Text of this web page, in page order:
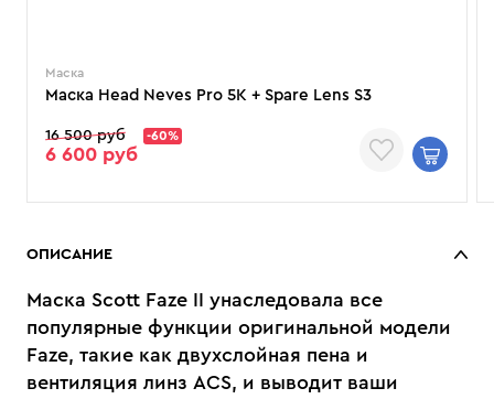
Маска
Маска Head Neves Pro 5K + Spare Lens S3
16 500 руб -60%
6 600 руб
ОПИСАНИЕ
Маска Scott Faze II унаследовала все
популярные функции оригинальной модели
Faze, такие как двухслойная пена и
вентиляция линз ACS, и выводит ваши